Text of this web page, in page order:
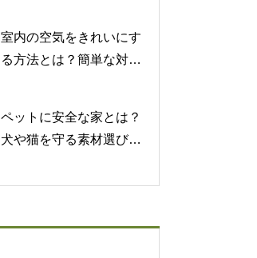
室内の空気をきれいにす
る方法とは？簡単な対策
ペットに安全な家とは？
犬や猫を守る素材選びと